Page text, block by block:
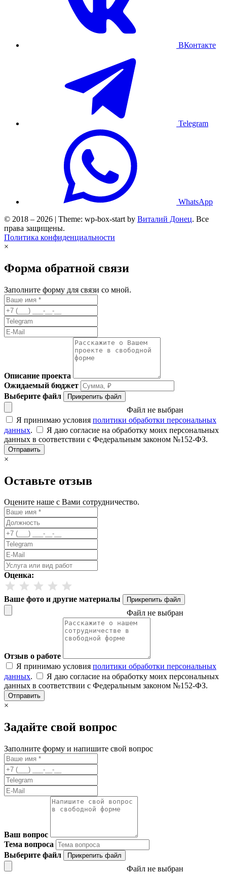
ВКонтакте
Telegram
WhatsApp
© 2018 – 2026 | Theme: wp-box-start by Виталий Донец. Все
права защищены.
Политика конфиденциальности
×
Форма обратной связи
Заполните форму для связи со мной.
Описание проекта
Ожидаемый бюджет
Выберите файл
Прикрепить файл
Файл не выбран
Я принимаю условия политики обработки персональных
данных.
Я даю согласие на обработку моих персональных
данных в соответствии с Федеральным законом №152-ФЗ.
Отправить
×
Оставьте отзыв
Оцените наше с Вами сотрудничество.
Оценка:
Ваше фото и другие материалы Прикрепить файл
Файл не выбран
Отзыв о работе
Я принимаю условия политики обработки персональных
данных.
Я даю согласие на обработку моих персональных
данных в соответствии с Федеральным законом №152-ФЗ.
Отправить
×
Задайте свой вопрос
Заполните форму и напишите свой вопрос
Ваш вопрос
Тема вопроса
Выберите файл
Прикрепить файл
Файл не выбран